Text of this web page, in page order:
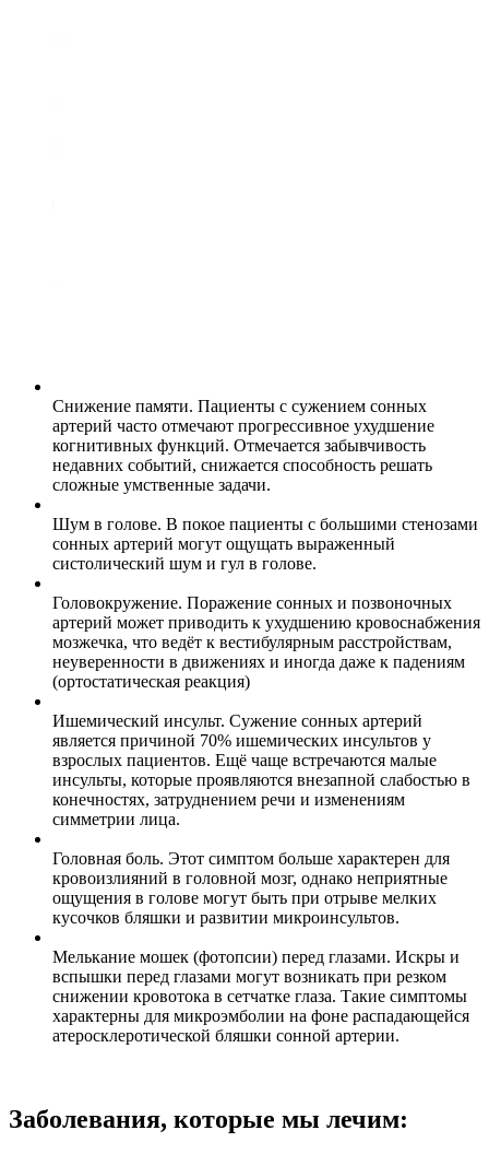
Снижение памяти. Пациенты с сужением сонных
артерий часто отмечают прогрессивное ухудшение
когнитивных функций. Отмечается забывчивость
недавних событий, снижается способность решать
сложные умственные задачи.
Шум в голове. В покое пациенты с большими стенозами
сонных артерий могут ощущать выраженный
систолический шум и гул в голове.
Головокружение. Поражение сонных и позвоночных
артерий может приводить к ухудшению кровоснабжения
мозжечка, что ведёт к вестибулярным расстройствам,
неуверенности в движениях и иногда даже к падениям
(ортостатическая реакция)
Ишемический инсульт. Сужение сонных артерий
является причиной 70% ишемических инсультов у
взрослых пациентов. Ещё чаще встречаются малые
инсульты, которые проявляются внезапной слабостью в
конечностях, затруднением речи и изменениям
симметрии лица.
Головная боль. Этот симптом больше характерен для
кровоизлияний в головной мозг, однако неприятные
ощущения в голове могут быть при отрыве мелких
кусочков бляшки и развитии микроинсультов.
Мелькание мошек (фотопсии) перед глазами. Искры и
вспышки перед глазами могут возникать при резком
снижении кровотока в сетчатке глаза. Такие симптомы
характерны для микроэмболии на фоне распадающейся
атеросклеротической бляшки сонной артерии.
Заболевания, которые мы лечим: